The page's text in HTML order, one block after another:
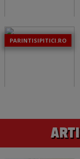
PARINTISIPITICI.RO